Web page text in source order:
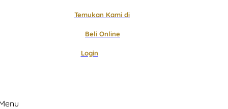
Temukan Kami di
Beli Online
Login